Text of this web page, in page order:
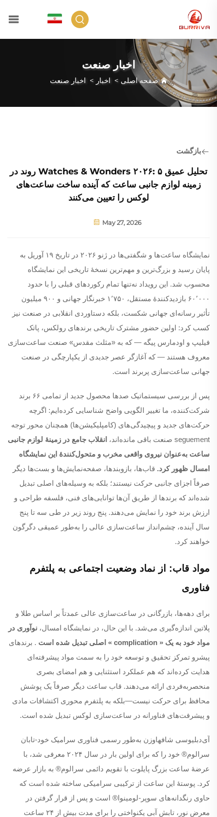
اخبار صنعت
صفحه اصلی > اخبار > اخبار صنعت
بازگشت
تحلیل عمیق Watches & Wonders ۲۰۲۶: ۵ روند در
زمینه لوازم جانبی ساعت که آینده ساخت ساعت‌های
لوکس را تعیین می‌کنند
May 27, 2026
نمایشگاه ساعت‌ها و شگفتی‌ها در ژنو ۲۰۲۶ در تاریخ ۱۹ آوریل به
پایان رسید و بزرگ‌ترین و مهم‌ترین نسخهٔ تاریخی این نمایشگاه
محسوب شد. این رویداد نه‌تنها تمام رکوردهای قبلی را با حدود
۶۰٬۰۰۰ بازدیدکنندهٔ مستقل، ۱٬۷۵۰ خبرنگار جهانی و ۹۰۰ میلیون
تأثیر رسانه‌ای جهانی شکست، بلکه دستاوردی انقلابی در صنعت نیز
کسب کرد: اولین حضور مشترک تاریخی برند‌های رولکس، پاتک
فیلیپ و اودمارس پیگه — که به «مثلث مقدس» صنعت ساعت‌سازی
معروف هستند — که آغازگر عصر جدیدی از یکپارچگی در صنعت
جهانی ساعت‌سازی پربرند است.
پس از بررسی سیستماتیک صدها محصول جدید از تمامی ۶۶ برند
شرکت‌کننده، ما تغییر الگویی واضح شناسایی کرده‌ایم: اگرچه
حرکت‌های جدید و پیچیدگی‌های (کامپلیکیشن‌ها) همچنان محور توجه
seguement صنعت باقی مانده‌اند،
انقلاب جامع در زمینهٔ لوازم جانبی
ساعت به‌عنوان نیروی واقعی مخرب و متحول‌کنندهٔ این نمایشگاه
امسال ظهور کرد. قاب‌ها، بازوبندها، صفحه‌نمایش‌ها و بست‌ها دیگر
صرفاً اجزای جانبی حرکت نیستند؛ بلکه به وسیله‌های اصلی تبدیل
شده‌اند که برندها از طریق آن‌ها توانایی‌های فنی، فلسفه طراحی و
ارزش برند خود را نمایش می‌دهند. پنج روند زیر در طی سه تا پنج
سال آینده، چشم‌انداز ساعت‌سازی عالی را به‌طور عمیقی دگرگون
خواهند کرد.
مواد قاب: از نماد وضعیت اجتماعی به پلتفرم
فناوری
برای دهه‌ها، بازرگانی در ساعت‌سازی عالی عمدتاً بر اساس طلا و
پلاتین اندازه‌گیری می‌شد. با این حال، در نمایشگاه امسال، نوآوری در
مواد خود به یک « complication » اصلی تبدیل شده است
. برندهای
پیشرو تمرکز تحقیق و توسعه خود را به سمت مواد پیشرفته‌ای
هدایت کرده‌اند که هم عملکرد استثنایی و هم امضای بصری
منحصربه‌فردی ارائه می‌دهند. قاب ساعت دیگر صرفاً یک پوشش
محافظ برای حرکت نیست—بلکه به پلتفرم محوری اکتشافات مادی
و پیشرفت‌های فناورانه در ساعت‌سازی لوکس تبدیل شده است.
آی‌دبلیو‌سی شافهاوزن به‌طور رسمی فناوری سرامیک خود-تابان
سرالوم® خود را که برای اولین بار در سال ۲۰۲۴ معرفی شد، با
عرضهٔ ساعت بزرگ پایلوت با تقویم دائمی سرالوم® به بازار عرضه
کرد. پوستهٔ این ساعت از ترکیبی سرامیکی ساخته شده است که
حاوی رنگدانه‌های سوپر-لومینوا® است و پس از قرار گرفتن در
معرض نور، تابش آبی یکنواختی را برای مدت بیش از ۲۴ ساعت